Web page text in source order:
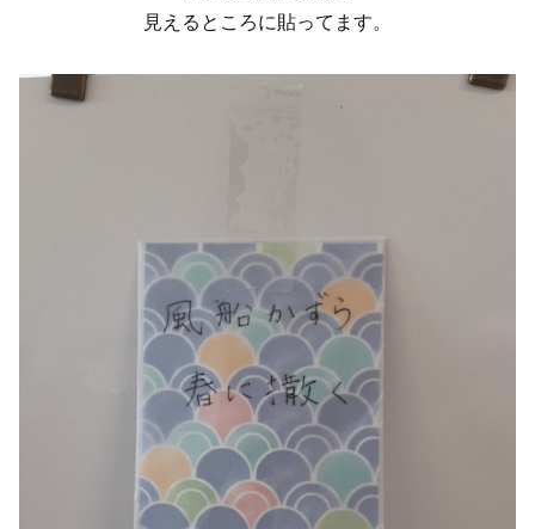
見えるところに貼ってます。